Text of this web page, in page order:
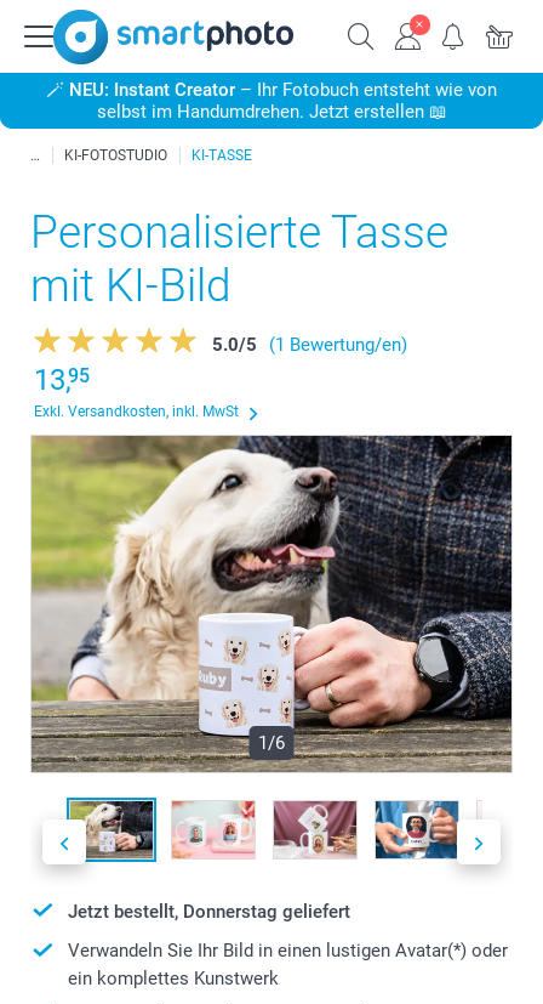
🪄 NEU: Instant Creator – Ihr Fotobuch entsteht wie von
selbst im Handumdrehen. Jetzt erstellen 📖
KI-FOTOSTUDIO KI-TASSE
Personalisierte Tasse
mit KI-Bild
5.0/5 (1 Bewertung/en)
13,95
Exkl. Versandkosten, inkl. MwSt
1/6
Jetzt bestellt, Donnerstag geliefert
Verwandeln Sie Ihr Bild in einen lustigen Avatar(*) oder
ein komplettes Kunstwerk